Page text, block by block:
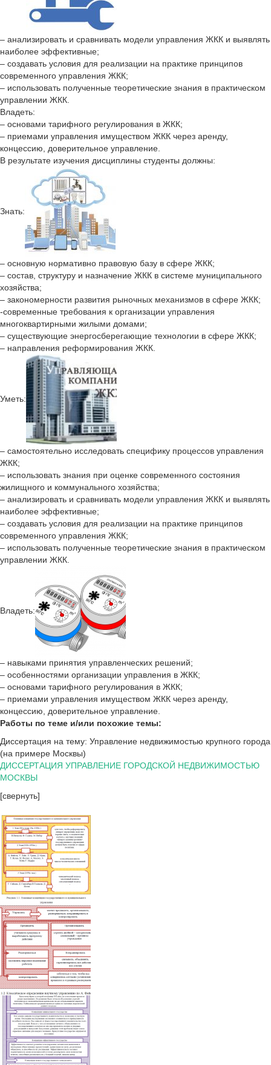
– анализировать и сравнивать модели управления ЖКК и выявлять
наиболее эффективные;
– создавать условия для реализации на практике принципов
современного управления ЖКК;
– использовать полученные теоретические знания в практическом
управлении ЖКК.
Владеть:
– основами тарифного регулирования в ЖКК;
– приемами управления имуществом ЖКК через аренду,
концессию, доверительное управление.
В результате изучения дисциплины студенты должны:
Знать:
– основную нормативно правовую базу в сфере ЖКК;
– состав, структуру и назначение ЖКК в системе муниципального
хозяйства;
– закономерности развития рыночных механизмов в сфере ЖКК;
-современные требования к организации управления
многоквартирными жилыми домами;
– существующие энергосберегающие технологии в сфере ЖКК;
– направления реформирования ЖКК.
Уметь:
– самостоятельно исследовать специфику процессов управления
ЖКК;
– использовать знания при оценке современного состояния
жилищного и коммунального хозяйства;
– анализировать и сравнивать модели управления ЖКК и выявлять
наиболее эффективные;
– создавать условия для реализации на практике принципов
современного управления ЖКК;
– использовать полученные теоретические знания в практическом
управлении ЖКК.
Владеть:
– навыками принятия управленческих решений;
– особенностями организации управления в ЖКК;
– основами тарифного регулирования в ЖКК;
– приемами управления имуществом ЖКК через аренду,
концессию, доверительное управление.
Работы по теме и/или похожие темы:
Диссертация на тему: Управление недвижимостью крупного города
(на примере Москвы)
ДИССЕРТАЦИЯ УПРАВЛЕНИЕ ГОРОДСКОЙ НЕДВИЖИМОСТЬЮ
МОСКВЫ
[свернуть]